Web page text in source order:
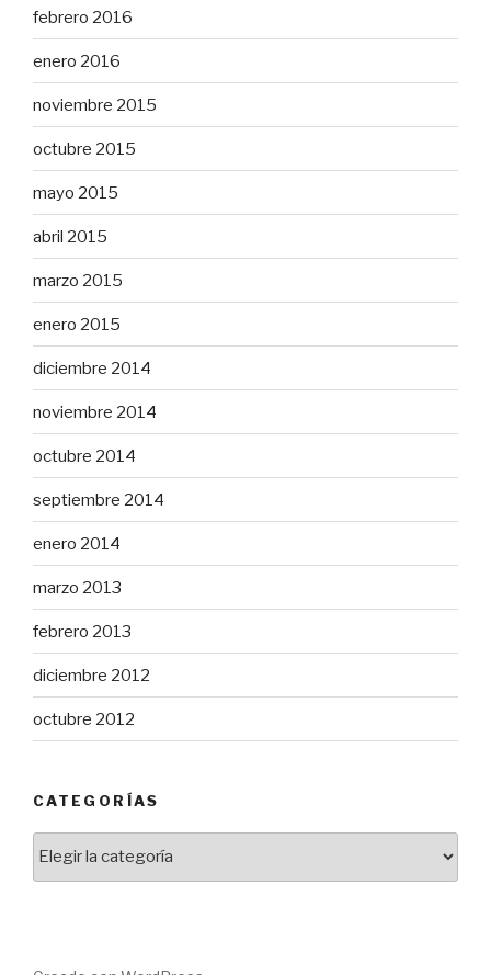
febrero 2016
enero 2016
noviembre 2015
octubre 2015
mayo 2015
abril 2015
marzo 2015
enero 2015
diciembre 2014
noviembre 2014
octubre 2014
septiembre 2014
enero 2014
marzo 2013
febrero 2013
diciembre 2012
octubre 2012
CATEGORÍAS